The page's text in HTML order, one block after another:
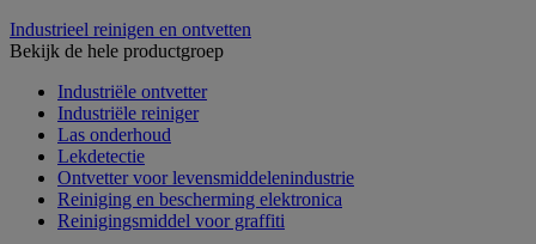
Industrieel reinigen en ontvetten
Bekijk de hele productgroep
Industriële ontvetter
Industriële reiniger
Las onderhoud
Lekdetectie
Ontvetter voor levensmiddelenindustrie
Reiniging en bescherming elektronica
Reinigingsmiddel voor graffiti